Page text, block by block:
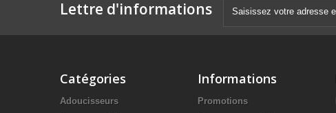
Lettre d'informations
Catégories
Adoucisseurs
Informations
Promotions